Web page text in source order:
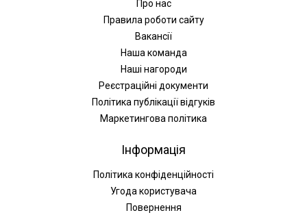
Про нас
Правила роботи сайту
Вакансії
Наша команда
Наші нагороди
Реєстраційні документи
Політика публікації відгуків
Маркетингова політика
Інформація
Політика конфіденційності
Угода користувача
Повернення